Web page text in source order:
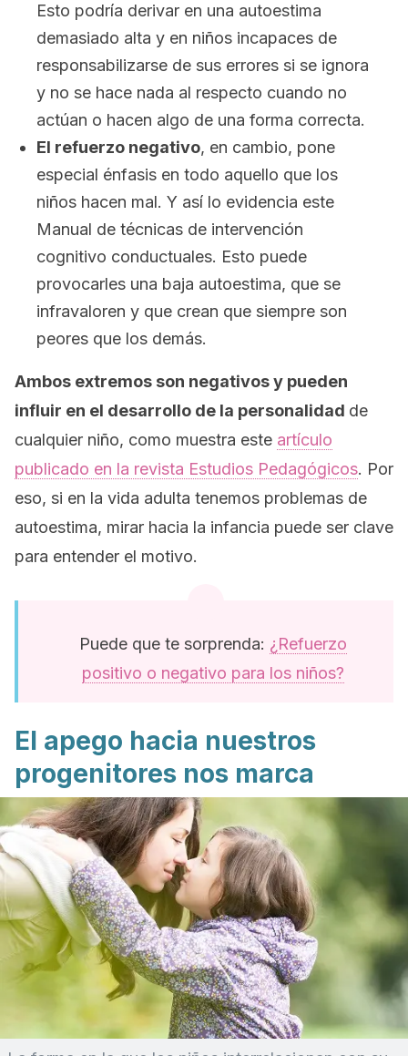
Esto podría derivar en una autoestima
demasiado alta y en niños incapaces de
responsabilizarse de sus errores si se ignora
y no se hace nada al respecto cuando no
actúan o hacen algo de una forma correcta.
El refuerzo negativo, en cambio, pone
especial énfasis en todo aquello que los
niños hacen mal. Y así lo evidencia este
Manual de técnicas de intervención
cognitivo conductuales. Esto puede
provocarles una baja autoestima, que se
infravaloren y que crean que siempre son
peores que los demás.
Ambos extremos son negativos y pueden
influir en el desarrollo de la personalidad de
cualquier niño, como muestra este artículo
publicado en la revista Estudios Pedagógicos. Por
eso, si en la vida adulta tenemos problemas de
autoestima, mirar hacia la infancia puede ser clave
para entender el motivo.
Puede que te sorprenda: ¿Refuerzo
positivo o negativo para los niños?
El apego hacia nuestros
progenitores nos marca